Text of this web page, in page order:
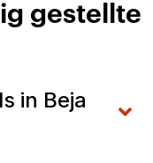
gestellte
in Beja